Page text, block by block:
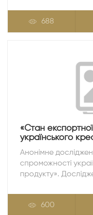
688
«Стан
українського
Анонімне
спроможності
продукту».
600